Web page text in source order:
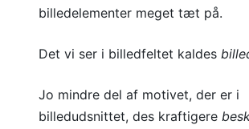
billedelementer meget tæt på.
Det vi ser i billedfeltet kaldes
Jo mindre del af motivet, der er i
billedudsnittet, des kraftigere